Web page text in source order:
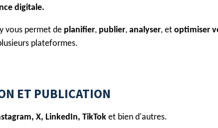
digitale.
vous permet de planifier, publier, analyser, et optimiser
plateformes.
ET PUBLICATION
X, LinkedIn, TikTok et bien d'autres.